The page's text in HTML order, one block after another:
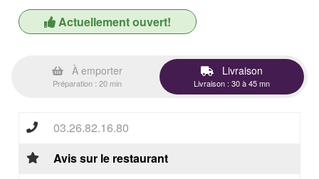
Actuellement ouvert!
À emporter
Préparation : 20 min
Livraison
Livraison : 30 à 45 mn
03.26.82.16.80
Avis sur le restaurant